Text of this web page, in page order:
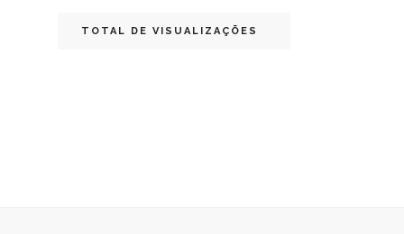
TOTAL DE VISUALIZAÇÕES